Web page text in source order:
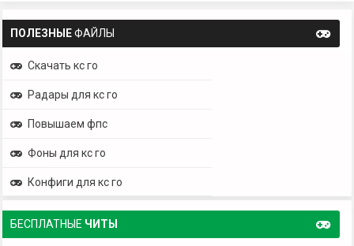
ПОЛЕЗНЫЕФАЙЛЫ
Скачать кс го
Радары для кс го
Повышаем фпс
Фоны для кс го
Конфиги для кс го
БЕСПЛАТНЫЕ ЧИТЫ